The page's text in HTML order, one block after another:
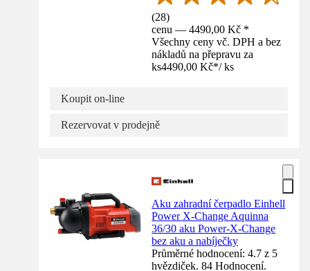
(28)
cenu — 4490,00 Kč *
Všechny ceny vč. DPH a bez
nákladů na přepravu za
ks4490,00 Kč*/ ks
Koupit on-line
Rezervovat v prodejně
Aku zahradní čerpadlo Einhell
Power X-Change Aquinna
36/30 aku Power-X-Change
bez aku a nabíječky
Průměrné hodnocení: 4.7 z 5
hvězdiček. 84 Hodnocení.